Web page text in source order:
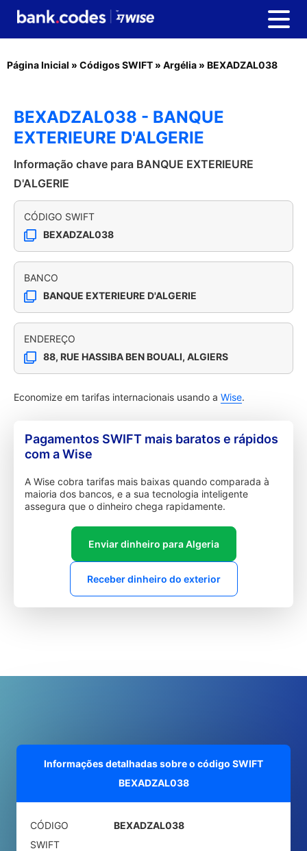
Página Inicial » Códigos SWIFT » Argélia » BEXADZAL038
BEXADZAL038 - BANQUE
EXTERIEURE D'ALGERIE
Informação chave para BANQUE EXTERIEURE
D'ALGERIE
CÓDIGO SWIFT
BEXADZAL038
BANCO
BANQUE EXTERIEURE D'ALGERIE
ENDEREÇO
88, RUE HASSIBA BEN BOUALI, ALGIERS
Economize em tarifas internacionais usando a Wise.
Pagamentos SWIFT mais baratos e rápidos
com a Wise
A Wise cobra tarifas mais baixas quando comparada à
maioria dos bancos, e a sua tecnologia inteligente
assegura que o dinheiro chega rapidamente.
Enviar dinheiro para Algeria
Receber dinheiro do exterior
Informações detalhadas sobre o código SWIFT
BEXADZAL038
CÓDIGO
SWIFT
BEXADZAL038